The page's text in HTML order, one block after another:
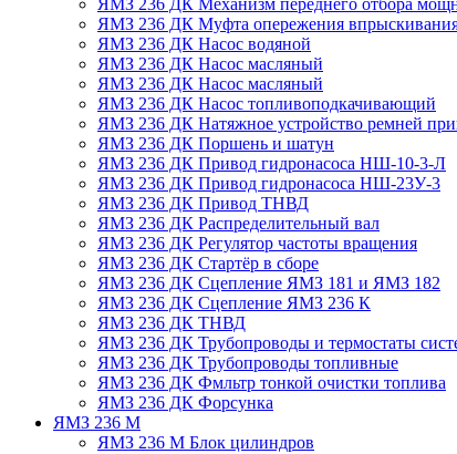
ЯМЗ 236 ДК Механизм переднего отбора
ЯМЗ 236 ДК Муфта опережения
ЯМЗ 236 ДК Насос водяной
ЯМЗ 236 ДК Насос масляный
ЯМЗ 236 ДК Насос масляный
ЯМЗ 236 ДК Насос топливоподкачивающий
ЯМЗ 236 ДК Натяжное устройство ремней
ЯМЗ 236 ДК Поршень и шатун
ЯМЗ 236 ДК Привод гидронасоса НШ-10-3-Л
ЯМЗ 236 ДК Привод гидронасоса НШ-23У-3
ЯМЗ 236 ДК Привод ТНВД
ЯМЗ 236 ДК Распределительный вал
ЯМЗ 236 ДК Регулятор частоты вращения
ЯМЗ 236 ДК Стартёр в сборе
ЯМЗ 236 ДК Сцепление ЯМЗ 181 и ЯМЗ 182
ЯМЗ 236 ДК Сцепление ЯМЗ 236 К
ЯМЗ 236 ДК ТНВД
ЯМЗ 236 ДК Трубопроводы и термостаты
ЯМЗ 236 ДК Трубопроводы топливные
ЯМЗ 236 ДК Фмльтр тонкой очистки топлива
ЯМЗ 236 ДК Форсунка
ЯМЗ 236 М
ЯМЗ 236 М Блок цилиндров